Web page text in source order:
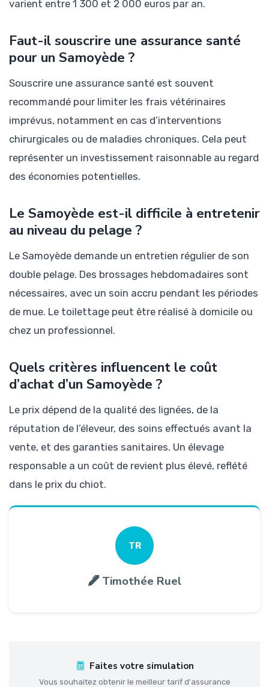
varient entre 1 300 et 2 000 euros par an.
Faut-il souscrire une assurance santé
pour un Samoyède ?
Souscrire une assurance santé est souvent
recommandé pour limiter les frais vétérinaires
imprévus, notamment en cas d’interventions
chirurgicales ou de maladies chroniques. Cela peut
représenter un investissement raisonnable au regard
des économies potentielles.
Le Samoyède est-il difficile à entretenir
au niveau du pelage ?
Le Samoyède demande un entretien régulier de son
double pelage. Des brossages hebdomadaires sont
nécessaires, avec un soin accru pendant les périodes
de mue. Le toilettage peut être réalisé à domicile ou
chez un professionnel.
Quels critères influencent le coût
d’achat d’un Samoyède ?
Le prix dépend de la qualité des lignées, de la
réputation de l’éleveur, des soins effectués avant la
vente, et des garanties sanitaires. Un élevage
responsable a un coût de revient plus élevé, reflété
dans le prix du chiot.
TR
Timothée Ruel
Faites votre simulation
Vous souhaitez obtenir le meilleur tarif d'assurance